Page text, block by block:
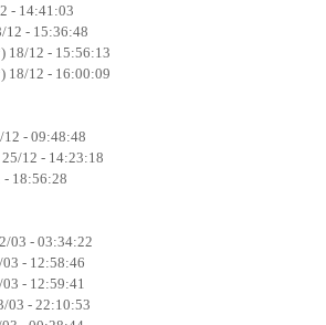
- 14:41:03
12 - 15:36:48
12 - 15:56:13
12 - 16:00:09
12 - 09:48:48
25/12 - 14:23:18
- 18:56:28
03 - 03:34:22
- 12:58:46
- 12:59:41
03 - 22:10:53